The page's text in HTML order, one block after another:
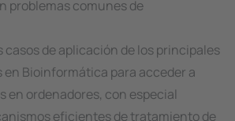
problemas comunes de
casos de aplicación de los principales
Bioinformática para acceder a
en ordenadores, con especial
eficientes de tratamiento de